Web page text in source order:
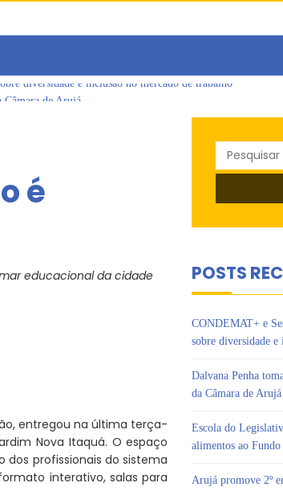
de Arujá
casos de sarampo há 6 anos
em Sessão Simulada
diversidade e inclusão no mercado de trabalho
é
educacional da cidade
entregou na última terça-
Nova Itaquá. O espaço
profissionais do sistema
interativo, salas para
Pesquisar
por:
POSTS
CONDEMAT+ e
sobre diversidade
Dalvana Penha
da Câmara de Arujá
Escola do
alimentos ao
Arujá promove 2º